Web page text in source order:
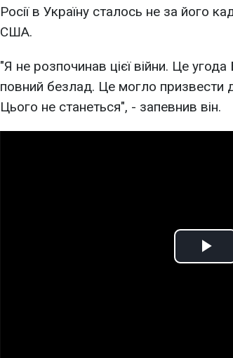
Росії в Україну сталось не за його
США.
"Я не розпочинав цієї війни. Це
повний безлад. Це могло призвести
Цього не станеться", - запевнив він.